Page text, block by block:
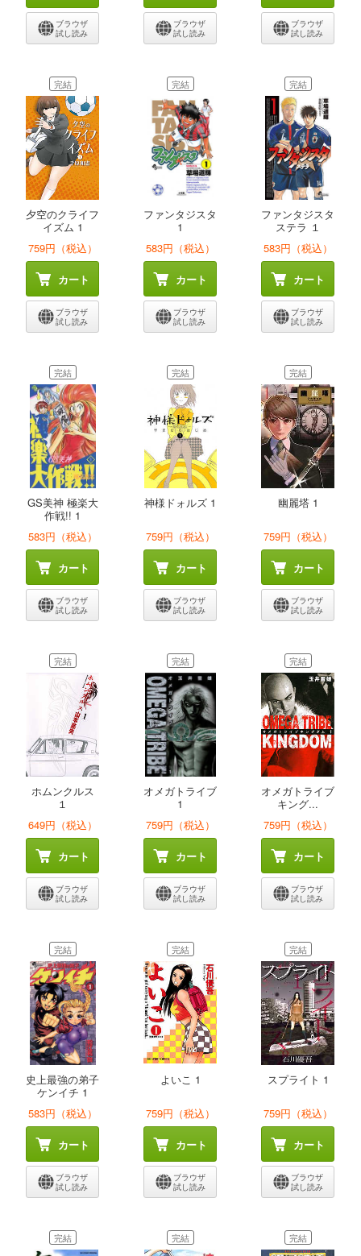
ブラウザ
試し読み
ブラウザ
試し読み
ブラウザ
試し読み
完結
夕空のクライフ
イズム 1
759円（税込）
カート
ブラウザ
試し読み
完結
ファンタジスタ
1
583円（税込）
カート
ブラウザ
試し読み
完結
ファンタジスタ
ステラ １
583円（税込）
カート
ブラウザ
試し読み
完結
GS美神 極楽大
作戦!! 1
583円（税込）
カート
ブラウザ
試し読み
完結
神様ドォルズ 1
759円（税込）
カート
ブラウザ
試し読み
完結
幽麗塔 1
759円（税込）
カート
ブラウザ
試し読み
完結
ホムンクルス
１
649円（税込）
カート
ブラウザ
試し読み
完結
オメガトライブ
1
759円（税込）
カート
ブラウザ
試し読み
完結
オメガトライブ
キング...
759円（税込）
カート
ブラウザ
試し読み
完結
史上最強の弟子
ケンイチ 1
583円（税込）
カート
ブラウザ
試し読み
完結
よいこ 1
759円（税込）
カート
ブラウザ
試し読み
完結
スプライト 1
759円（税込）
カート
ブラウザ
試し読み
完結 完結 完結